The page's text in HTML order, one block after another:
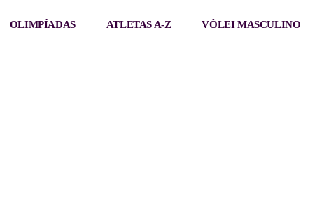
OLIMPÍADAS ATLETAS A-Z VÔLEI MASCULINO